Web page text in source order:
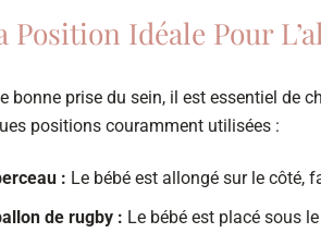
Position Idéale Pour
bonne prise du sein, il est essentiel de
positions couramment utilisées :
: Le bébé est allongé sur le côté,
de rugby : Le bébé est placé sous